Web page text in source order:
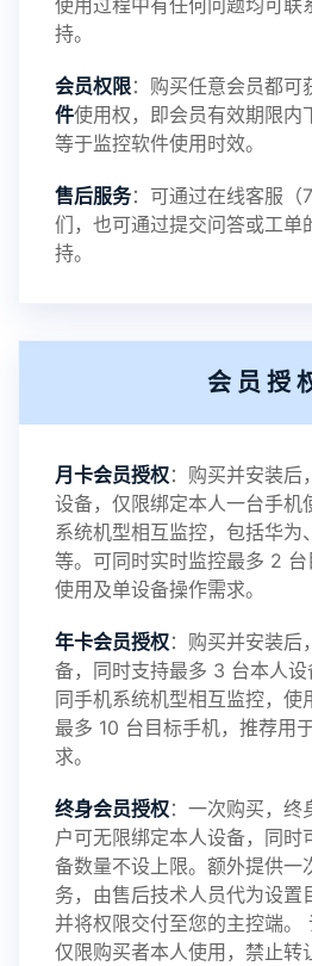
5：优化关闭监控后离线设置云
录文件改为自定义文件名称
提示：
提示1：为避免异常风险情况，
件至本地请先切换代理网络
鲸监控存在的问题与所需的更
控将持续为您创造更优秀的监
2025-01-13 V3.7
2024-10-08 V3.6
2024-03-16 V3.5
使用过程中有任何问题均可联
持。
会员权限：购买任意会员都可
件使用权，即会员有效期限内
等于监控软件使用时效。
售后服务：可通过在线客服
们，也可通过提交问答或工单
持。
会员授
月卡会员授权：购买并安装后
设备，仅限绑定本人一台手机
系统机型相互监控，包括华为
等。可同时实时监控最多 2
使用及单设备操作需求。
年卡会员授权：购买并安装后
备，同时支持最多 3 台本人
同手机系统机型相互监控，使
最多 10 台目标手机，推荐用
求。
终身会员授权：一次购买，终
户可无限绑定本人设备，同时
备数量不设上限。额外提供一
务，由售后技术人员代为设置
并将权限交付至您的主控端。
仅限购买者本人使用，禁止转